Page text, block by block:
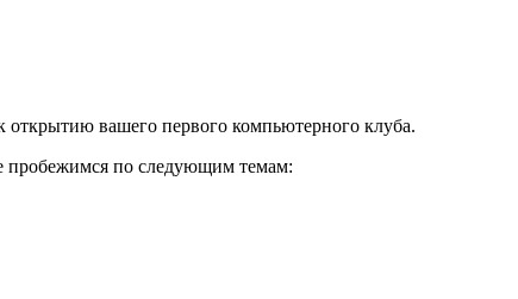
открытию вашего первого компьютерного клуба.
пробежимся по следующим темам: